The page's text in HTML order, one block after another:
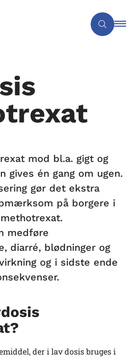
mod bl.a. gigt og
gives én gang om ugen.
gør det ekstra
på borgere i
medføre
diarré, blødninger og
og i sidste ende
der i lav dosis bruges i